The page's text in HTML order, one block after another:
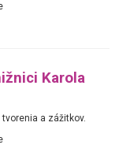
Karola
a zážitkov.